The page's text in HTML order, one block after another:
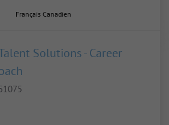
Français Canadien
Solutions - Career